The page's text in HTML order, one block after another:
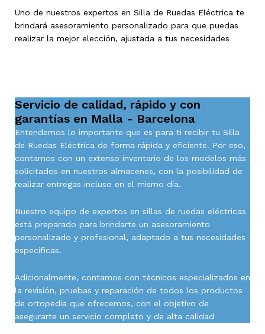
Uno de nuestros expertos en Silla de Ruedas Eléctrica te
brindará asesoramiento personalizado para que puedas
realizar la mejor elección, ajustada a tus necesidades
Servicio de calidad, rápido y con
garantías en Malla - Barcelona
Entendemos lo importante que es para ti recibir tu Silla
de Ruedas Eléctrica de forma rápida y eficiente. Por eso,
contamos con un extenso inventario de los modelos más
solicitados en nuestros almacenes, con la posibilidad de
realizar entregas incluso en el mismo día.
Nuestro equipo de expertos en sillas de ruedas eléctricas
está preparado para brindarte un asesoramiento
personalizado y profesional, adaptado a tus necesidades
específicas.
Adicionalmente, contamos con técnicos especializados en
la revisión, pruebas y reparación de todos los productos
de ortopedia que ofrecemos, con el objetivo de
asegurarte un servicio completo y de alta calidad